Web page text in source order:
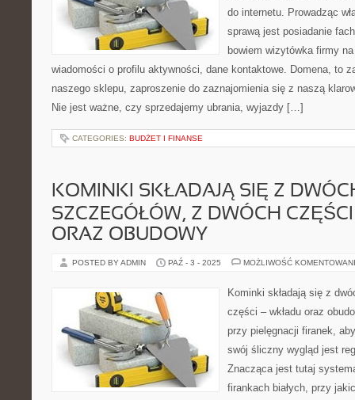
do internetu. Prowadząc
sprawą jest posiadanie
bowiem wizytówka firmy
wiadomości o profilu aktywności, dane kontaktowe. Domena, to
naszego sklepu, zaproszenie do zaznajomienia się z naszą
Nie jest ważne, czy sprzedajemy ubrania, wyjazdy […]
CATEGORIES: BUDŻET I FINANSE
KOMINKI SKŁADAJĄ SIĘ Z
SZCZEGÓŁÓW, Z DWÓCH
ORAZ OBUDOWY
POSTED BY ADMIN PAŹ - 3 - 2025 MOŻLIWOŚĆ
Kominki składają się z
części – wkładu oraz
przy pielęgnacji firanek,
swój śliczny wygląd jest
Znacząca jest tutaj
firankach białych, przy